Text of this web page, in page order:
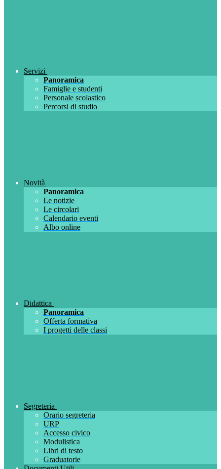
Servizi
Panoramica
Famiglie e studenti
Personale scolastico
Percorsi di studio
Novità
Panoramica
Le notizie
Le circolari
Calendario eventi
Albo online
Didattica
Panoramica
Offerta formativa
I progetti delle classi
Segreteria
Orario segreteria
URP
Accesso civico
Modulistica
Libri di testo
Graduatorie